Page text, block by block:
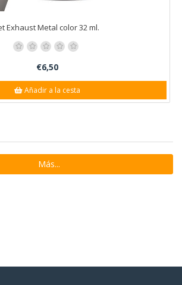
Exhaust Metal color 32 ml.
€6,50
Añadir a la cesta
Más...